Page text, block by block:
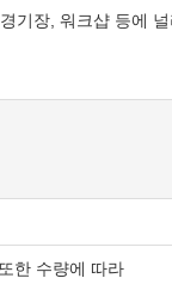
기장, 워크샵 등에
한 수량에 따라